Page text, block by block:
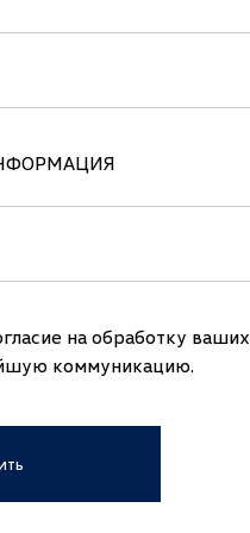
Федерация)
на обработку ваших
коммуникацию.